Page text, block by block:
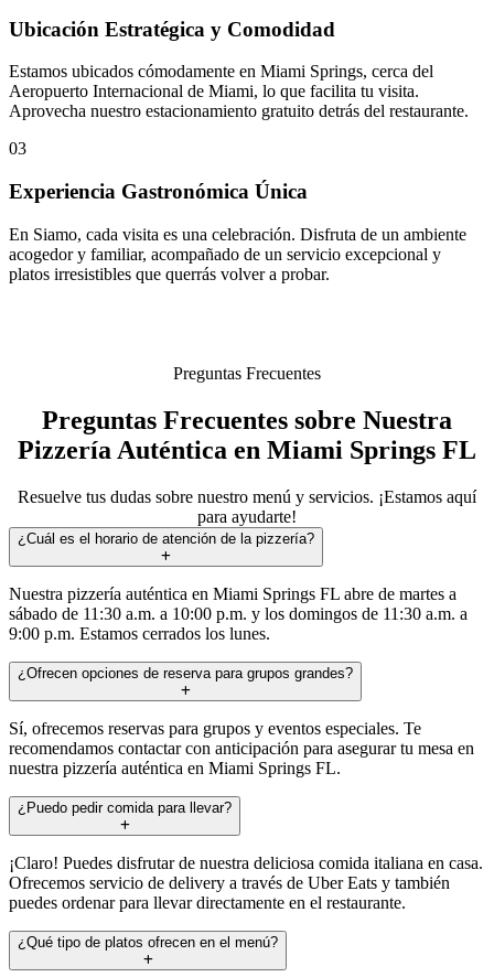
Ubicación Estratégica y Comodidad
Estamos ubicados cómodamente en Miami Springs, cerca del
Aeropuerto Internacional de Miami, lo que facilita tu visita.
Aprovecha nuestro estacionamiento gratuito detrás del restaurante.
03
Experiencia Gastronómica Única
En Siamo, cada visita es una celebración. Disfruta de un ambiente
acogedor y familiar, acompañado de un servicio excepcional y
platos irresistibles que querrás volver a probar.
Preguntas Frecuentes
Preguntas Frecuentes sobre Nuestra
Pizzería Auténtica en Miami Springs FL
Resuelve tus dudas sobre nuestro menú y servicios. ¡Estamos aquí
para ayudarte!
¿Cuál es el horario de atención de la pizzería?
Nuestra pizzería auténtica en Miami Springs FL abre de martes a
sábado de 11:30 a.m. a 10:00 p.m. y los domingos de 11:30 a.m. a
9:00 p.m. Estamos cerrados los lunes.
¿Ofrecen opciones de reserva para grupos grandes?
Sí, ofrecemos reservas para grupos y eventos especiales. Te
recomendamos contactar con anticipación para asegurar tu mesa en
nuestra pizzería auténtica en Miami Springs FL.
¿Puedo pedir comida para llevar?
¡Claro! Puedes disfrutar de nuestra deliciosa comida italiana en casa.
Ofrecemos servicio de delivery a través de Uber Eats y también
puedes ordenar para llevar directamente en el restaurante.
¿Qué tipo de platos ofrecen en el menú?